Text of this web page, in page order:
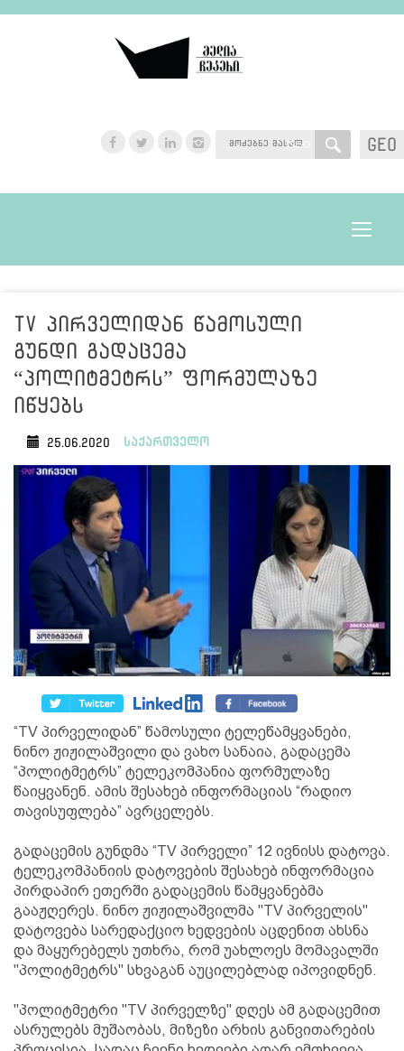
GEO
GEO
Toggle
TV პირველიდან წამოსული
გუნდი გადაცემა
“პოლიტმეტრს” ფორმულაზე
იწყებს
25.06.2020 საქართველო
“TV პირველიდან” წამოსული ტელეწამყვანები,
ნინო ჟიჟილაშვილი და ვახო სანაია, გადაცემა
“პოლიტმეტრს” ტელეკომპანია ფორმულაზე
წაიყვანენ. ამის შესახებ ინფორმაციას “რადიო
თავისუფლება” ავრცელებს.
გადაცემის გუნდმა “TV პირველი” 12 ივნისს დატოვა.
ტელეკომპანიის დატოვების შესახებ ინფორმაცია
პირდაპირ ეთერში გადაცემის წამყვანებმა
გააჟღერეს. ნინო ჟიჟილაშვილმა "TV პირველის"
დატოვება სარედაქციო ხედვების აცდენით ახსნა
და მაყურებელს უთხრა, რომ უახლოეს მომავალში
"პოლიტმეტრს" სხვაგან აუცილებლად იპოვიდნენ.
"პოლიტმეტრი "TV პირველზე" დღეს ამ გადაცემით
ასრულებს მუშაობას, მიზეზი არხის განვითარების